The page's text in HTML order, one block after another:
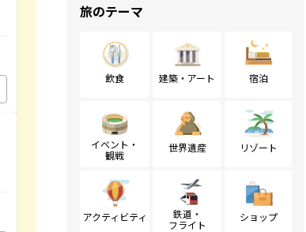
旅のテーマ
飲食 建築・アート 宿泊
イベント・
観戦
世界遺産 リゾート
アクティビティ
鉄道・
フライト
ショップ